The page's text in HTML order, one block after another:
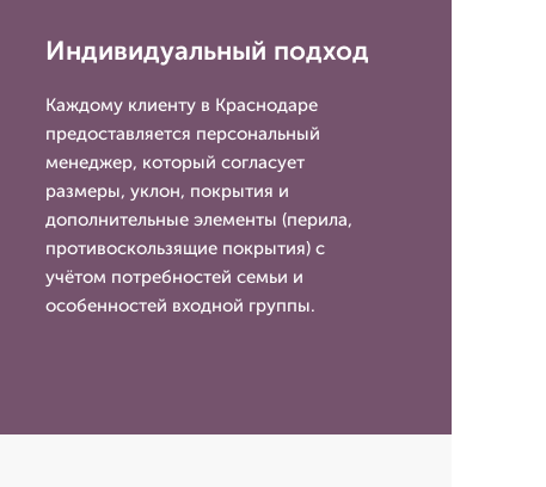
Индивидуальный подход
Каждому клиенту в Краснодаре
предоставляется персональный
менеджер, который согласует
размеры, уклон, покрытия и
дополнительные элементы (перила,
противоскользящие покрытия) с
учётом потребностей семьи и
особенностей входной группы.